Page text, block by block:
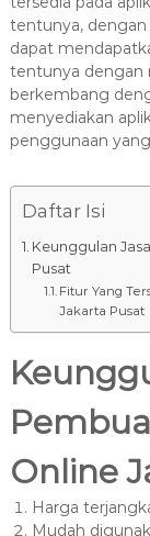
tentunya, dengan
dapat
tentunya dengan
berkembang
menyediakan
penggunaan
Daftar Isi
Keunggulan
Pusat
Fitur Yang
Jakarta Pusat
Online
Harga
Mudah